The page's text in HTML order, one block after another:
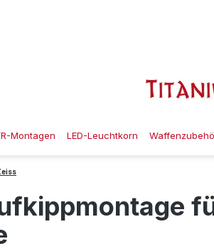
Montagen LED-Leuchtkorn